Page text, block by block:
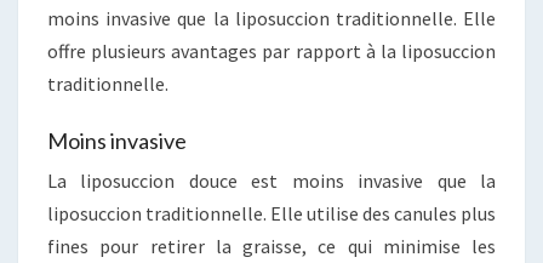
moins invasive que la liposuccion traditionnelle. Elle
offre plusieurs avantages par rapport à la liposuccion
traditionnelle.
Moins invasive
La liposuccion douce est moins invasive que la
liposuccion traditionnelle. Elle utilise des canules plus
fines pour retirer la graisse, ce qui minimise les